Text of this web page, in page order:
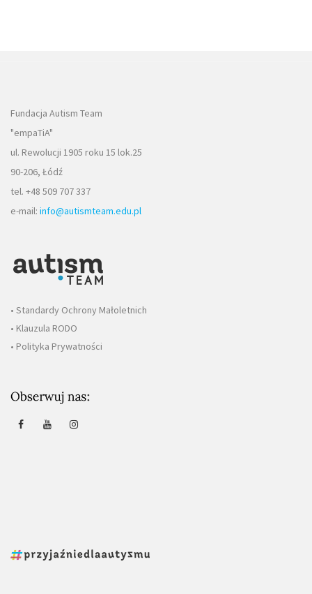
Fundacja Autism Team
"empaTiA"
ul. Rewolucji 1905 roku 15 lok.25
90-206, Łódź
tel. +48 509 707 337
e-mail: info@autismteam.edu.pl
• Standardy Ochrony Małoletnich
• Klauzula RODO
• Polityka Prywatności